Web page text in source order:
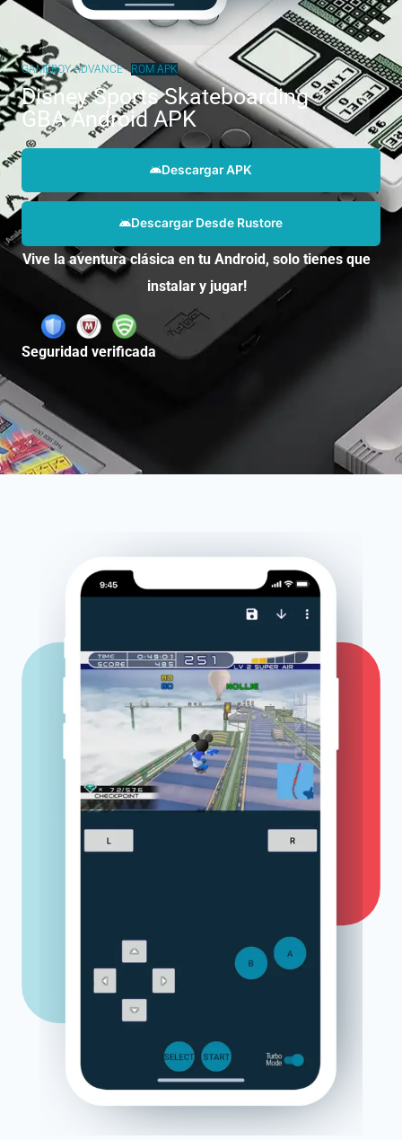
GAMEBOY ADVANCE -ROM APK
Disney Sports Skateboarding
GBA Android APK
Descargar APK
Descargar Desde Rustore
Vive la aventura clásica en tu Android, solo tienes que
instalar y jugar!
Seguridad verificada